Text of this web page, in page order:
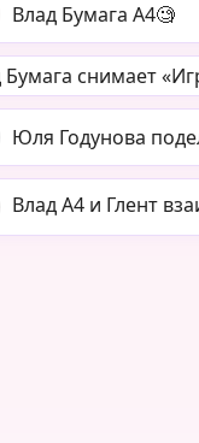
Влад Бумага А4🧐
Бумага снимает
Юля Годунова
Влад А4 и Глент